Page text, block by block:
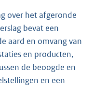
over het afgeronde
bevat een
aard en omvang van
en producten,
de beoogde en
en een